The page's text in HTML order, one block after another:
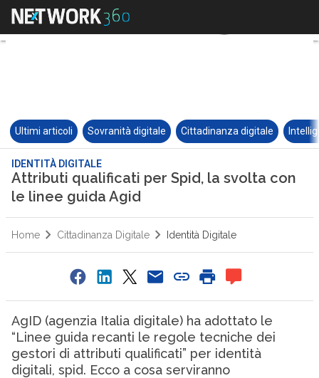
Ultimi articoli Sovranità digitale Cittadinanza digitale
IDENTITÀ DIGITALE
Attributi qualificati per Spid, la svolta con
le linee guida Agid
Home Cittadinanza Digitale Identità Digitale
AgID (agenzia Italia digitale) ha adottato le
“Linee guida recanti le regole tecniche dei
gestori di attributi qualificati” per identità
digitali, spid. Ecco a cosa serviranno